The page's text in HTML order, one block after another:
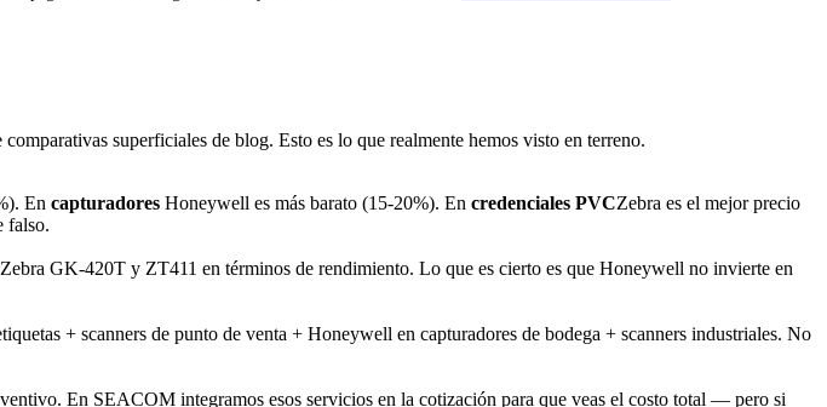
superficiales de blog. Esto es lo que realmente hemos visto en terreno.
En capturadores Honeywell es más barato (15-20%). En credenciales PVCZebra es el mejor precio
falso.
GK-420T y ZT411 en términos de rendimiento. Lo que es cierto es que Honeywell no invierte en
+ scanners de punto de venta + Honeywell en capturadores de bodega + scanners industriales. No
En SEACOM integramos esos servicios en la cotización para que veas el costo total — pero si